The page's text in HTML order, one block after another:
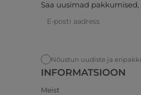
Saa uusimad
Nõustun uudiste ja
INFORMATSIOON
Meist